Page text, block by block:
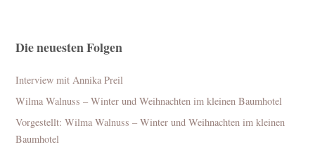
Die neuesten Folgen
Interview mit Annika Preil
Wilma Walnuss – Winter und Weihnachten im kleinen Baumhotel
Vorgestellt: Wilma Walnuss – Winter und Weihnachten im kleinen
Baumhotel